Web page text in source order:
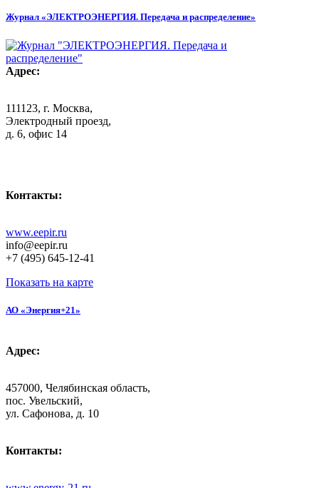
Журнал «ЭЛЕКТРОЭНЕРГИЯ. Передача и распределение»
Адрес:
111123, г. Москва,
Электродный проезд,
д. 6, офис 14
Контакты:
www.eepir.ru
info@eepir.ru
+7 (495) 645-12-41
Показать на карте
АО «Энергия+21»
Адрес:
457000, Челябинская область,
пос. Увельский,
ул. Сафонова, д. 10
Контакты: